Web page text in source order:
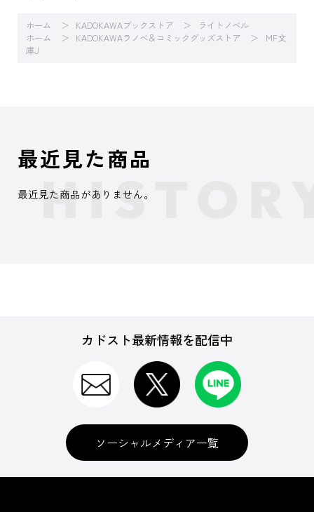
ホーム KADOKAWAブックストア
ライトノベル
ホーム
KADOKAWAラノベ＆コミックグッズストア
MF文
庫J
最近見た商品
最近見た商品がありません。
カドスト最新情報を配信中
ソーシャルメディア一覧